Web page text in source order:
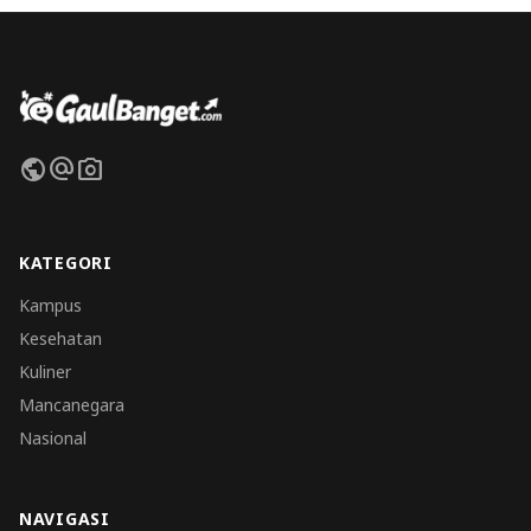
publicalternate_emailphoto_camera
KATEGORI
Kampus
Kesehatan
Kuliner
Mancanegara
Nasional
NAVIGASI